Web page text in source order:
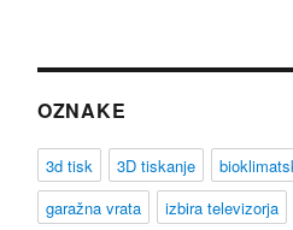
OZNAKE
3d tisk 3D tiskanje
garažna vrata
izbira televizorja